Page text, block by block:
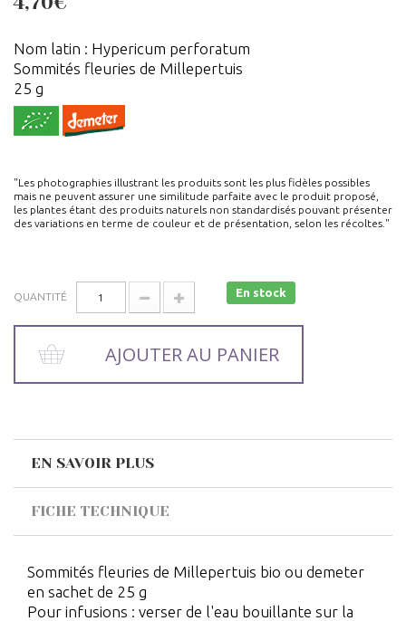
Nom latin : Hypericum perforatum
Sommités fleuries de Millepertuis
25 g
"Les photographies illustrant les produits sont les plus fidèles possibles
mais ne peuvent assurer une similitude parfaite avec le produit proposé,
les plantes étant des produits naturels non standardisés pouvant présenter
des variations en terme de couleur et de présentation, selon les récoltes."
QUANTITÉ En stock
AJOUTER AU PANIER
EN SAVOIR PLUS
FICHE TECHNIQUE
Sommités fleuries de Millepertuis bio ou demeter
en sachet de 25 g
Pour infusions : verser de l'eau bouillante sur la